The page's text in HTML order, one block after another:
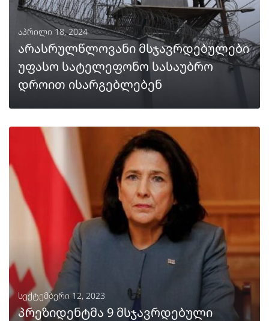
აპრილი 18, 2024
არასრულწლოვანი მსჯავრდებულები
უფასო სატელეფონო სასაუბრო
დროით ისარგებლებენ
ᲒᲐᲒᲠᲫᲔᲚᲔᲑᲐ
სექტემბერი 12, 2023
პრეზიდენტმა 9 მსჯავრდებული